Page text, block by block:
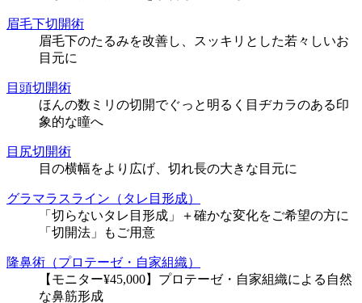
眉毛下切開術
眉毛下のたるみを改善し、スッキリとした若々しいお
目元に
目頭切開術
ほんの数ミリの切開でぐっと明るく目ヂカラのある印
象的な瞳へ
目尻切開術
目の横幅をより広げ、切れ長の大きな目元に
グラマラスライン（タレ目形成）
「切らないタレ目形成」＋確かな変化をご希望の方に
「切開法」もご用意
隆鼻術（プロテーゼ・自家組織）
【モニター¥45,000】プロテーゼ・自家組織による自然
な鼻筋形成